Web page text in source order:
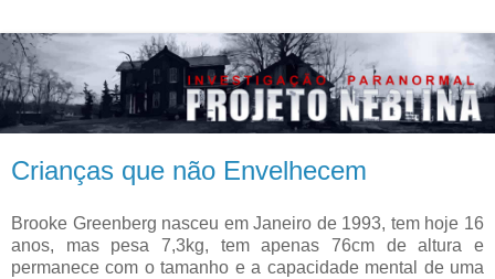
Crianças que não Envelhecem
Brooke Greenberg nasceu em Janeiro de 1993, tem hoje 16
anos, mas pesa 7,3kg, tem apenas 76cm de altura e
permanece com o tamanho e a capacidade mental de uma